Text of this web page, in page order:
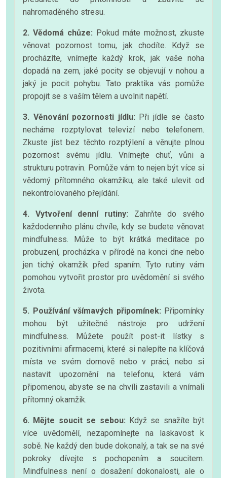
nahromaděného stresu.
2. Vědomá chůze: Pokud máte možnost, zkuste
věnovat pozornost tomu, jak chodíte. Když se
procházíte, vnímejte každý krok, jak vaše noha
dopadá na zem, jaké pocity se objevují v nohou a
jaký je pocit pohybu. Tato praktika vás pomůže
propojit se s vaším tělem a uvolnit napětí.
3. Věnování pozornosti jídlu: Při jídle se často
necháme rozptylovat televizí nebo telefonem.
Zkuste jíst bez těchto rozptýlení a věnujte plnou
pozornost svému jídlu. Vnímejte chuť, vůni a
strukturu potravin. Pomůže vám to nejen být více si
vědomý přítomného okamžiku, ale také ulevit od
nekontrolovaného přejídání.
4. Vytvoření denní rutiny: Zahrňte do svého
každodenního plánu chvíle, kdy se budete věnovat
mindfulness. Může to být krátká meditace po
probuzení, procházka v přírodě na konci dne nebo
jen tichý okamžik před spaním. Tyto rutiny vám
pomohou vytvořit prostor pro uvědomění si svého
života.
5. Používání všímavých připomínek: Připomínky
mohou být užitečné nástroje pro udržení
mindfulness. Můžete použít post-it lístky s
pozitivními afirmacemi, které si nalepíte na klíčová
místa ve svém domově nebo v práci, nebo si
nastavit upozornění na telefonu, která vám
připomenou, abyste se na chvíli zastavili a vnímali
přítomný okamžik.
6. Mějte soucit se sebou: Když se snažíte být
více uvědomělí, nezapomínejte na laskavost k
sobě. Ne každý den bude dokonalý, a tak se na své
pokroky dívejte s pochopením a soucitem.
Mindfulness není o dosažení dokonalosti, ale o